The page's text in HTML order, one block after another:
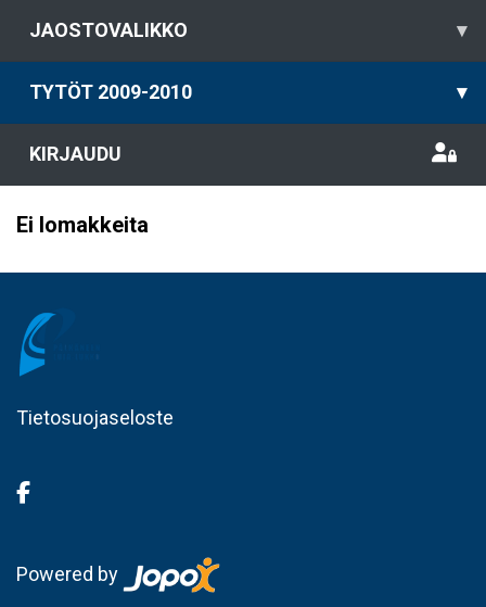
JAOSTOVALIKKO ▾
TYTÖT 2009-2010 ▾
KIRJAUDU
Ei lomakkeita
Tietosuojaseloste
Powered by